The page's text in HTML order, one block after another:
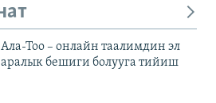
Ала-Тоо – онлайн таалимдин эл
аралык бешиги болууга тийиш